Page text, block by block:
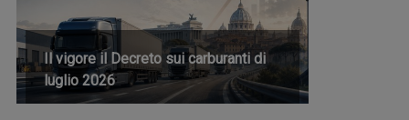
Il vigore il Decreto sui carburanti di
luglio 2026